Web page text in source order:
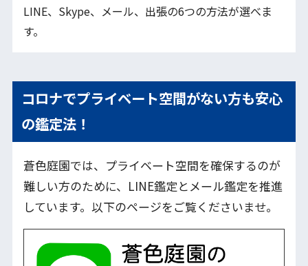
LINE、Skype、メール、出張の6つの方法が選べま
す。
コロナでプライベート空間がない方も安心
の鑑定法！
蒼色庭園では、プライベート空間を確保するのが
難しい方のために、LINE鑑定とメール鑑定を推進
しています。以下のページをご覧くださいませ。